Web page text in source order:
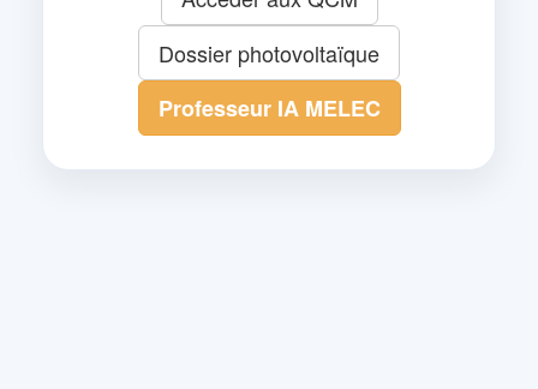
Dossier photovoltaïque
Professeur IA MELEC